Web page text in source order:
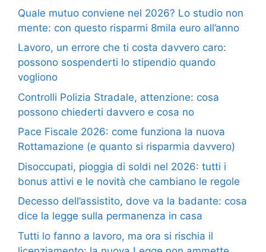
Quale mutuo conviene nel 2026? Lo studio non
mente: con questo risparmi 8mila euro all’anno
Lavoro, un errore che ti costa davvero caro:
possono sospenderti lo stipendio quando
vogliono
Controlli Polizia Stradale, attenzione: cosa
possono chiederti davvero e cosa no
Pace Fiscale 2026: come funziona la nuova
Rottamazione (e quanto si risparmia davvero)
Disoccupati, pioggia di soldi nel 2026: tutti i
bonus attivi e le novità che cambiano le regole
Decesso dell’assistito, dove va la badante: cosa
dice la legge sulla permanenza in casa
Tutti lo fanno a lavoro, ma ora si rischia il